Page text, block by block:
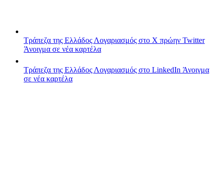
Τράπεζα της Ελλάδος Λογαριασμός στο X πρώην Twitter
Άνοιγμα σε νέα καρτέλα
Τράπεζα της Ελλάδος Λογαριασμός στο LinkedIn Άνοιγμα
σε νέα καρτέλα